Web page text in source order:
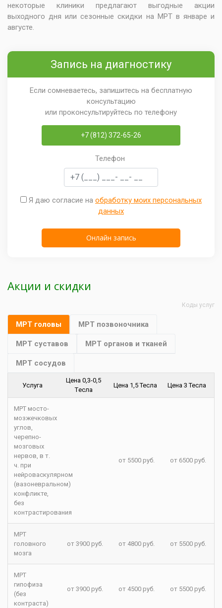
некоторые клиники предлагают выгодные акции
выходного дня или сезонные скидки на МРТ в январе и
августе.
Запись на диагностику
Если сомневаетесь, запишитесь на бесплатную
консультацию
или проконсультируйтесь по телефону
+7 (812) 372-65-26
Телефон
Я даю согласие на обработку моих персональных
данных
Акции и скидки
МРТ головы МРТ позвоночника
МРТ суставов МРТ органов и тканей
МРТ сосудов
Коды услуг
Услуга
Цена 0,3-0,5
Tесла
Цена 1,5 Тесла Цена 3 Тесла
МРТ мосто-
мозжечковых
углов,
черепно-
мозговых
нервов, в т.
ч. при
нейроваскулярном
(вазоневральном)
конфликте,
без
контрастирования
от 5500 руб. от 6500 руб.
МРТ
головного
мозга
от 3900 руб. от 4800 руб. от 5500 руб.
МРТ
гипофиза
(без
контраста)
от 3900 руб. от 4500 руб. от 5500 руб.